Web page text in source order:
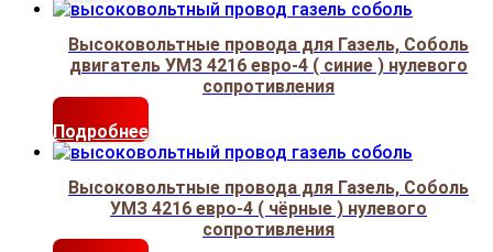
Высоковольтные провода для Газель, Соболь
двигатель УМЗ 4216 евро-4 ( синие ) нулевого
сопротивления
Подробнее
Высоковольтные провода для Газель, Соболь
УМЗ 4216 евро-4 ( чёрные ) нулевого
сопротивления